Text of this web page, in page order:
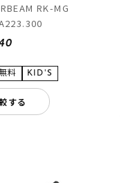
RK-MG
する